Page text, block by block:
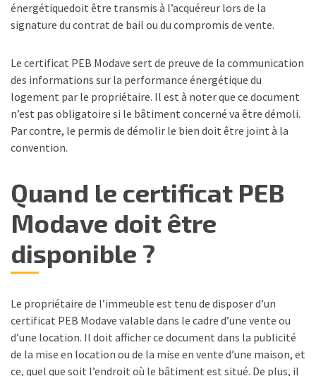
énergétiquedoit être transmis à l’acquéreur lors de la
signature du contrat de bail ou du compromis de vente.
Le certificat PEB Modave sert de preuve de la communication
des informations sur la performance énergétique du
logement par le propriétaire. Il est à noter que ce document
n’est pas obligatoire si le bâtiment concerné va être démoli.
Par contre, le permis de démolir le bien doit être joint à la
convention.
Quand le certificat PEB
Modave doit être
disponible ?
Le propriétaire de l’immeuble est tenu de disposer d’un
certificat PEB Modave valable dans le cadre d’une vente ou
d’une location. Il doit afficher ce document dans la publicité
de la mise en location ou de la mise en vente d’une maison, et
ce, quel que soit l’endroit où le bâtiment est situé. De plus, il